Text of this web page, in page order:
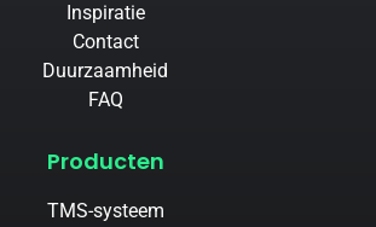
Inspiratie
Contact
Duurzaamheid
FAQ
Producten
TMS-systeem